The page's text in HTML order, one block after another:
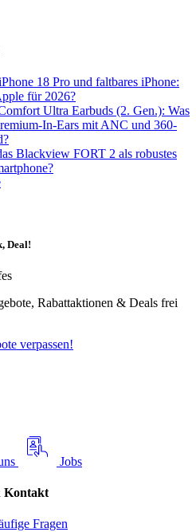
18 Pro und faltbares iPhone:
für 2026?
Ultra Earbuds (2. Gen.): Was
In-Ears mit ANC und 360-
Blackview FORT 2 als robustes
Deal!
Rabattaktionen & Deals frei
verpassen!
Jobs
Kontakt
Fragen